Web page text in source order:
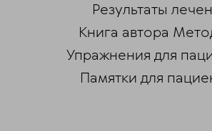
Результаты
Книга автора
Упражнения для
Памятки для